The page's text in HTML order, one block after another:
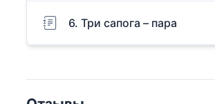
6. Три сапога – пара